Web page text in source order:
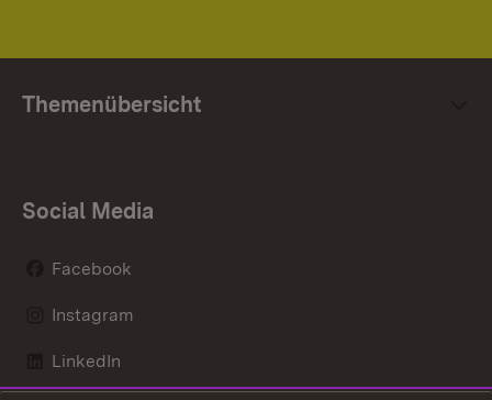
Themenübersicht
Social Media
Facebook
Instagram
LinkedIn